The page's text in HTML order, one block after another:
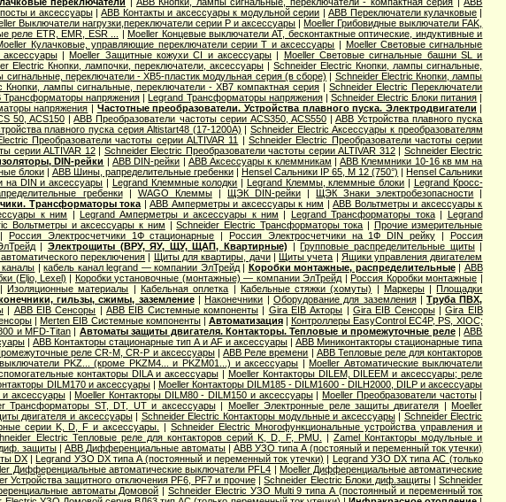
и аксессуары|ABB Контакты и аксессуары к модульной серии |ABB Переключатели кулачковые |
Выключатели нагрузки,переключатели серии P и аксессуары |Moeller Грибовидные выключатели FAK,
реле ETR, EMR, ESR ... |Moeller Концевые выключатели AT, бесконтактные оптические, индуктивные и
Кулачковые, управляющие переключатели серии T и аксессуары | Moeller Световые сигнальные
|Moeller Защитные кожухи CI и аксессуары | Moeller Световые сигнальные башни SL и
Electric Кнопки, лампочки, переключатели, аксессуары |Schneider Electric Кнопки, лампы сигнальные,
переключатели - XB5-пластик модульная серия (в сборе) | Schneider Electric Кнопки, лампы
Кнопки, лампы сигнальные, переключатели - XB7 компактная серия |Schneider Electric Переключатели
Трансформаторы напряжения |Legrand Трансформаторы напряжения| Schneider Electric Блоки питания |
напряжения | Частотные преобразователи. Устройства плавного пуска. Электродвигатели |
50, ACS150 |ABB Преобразователи частоты серии ACS350, ACS550|ABB Устройства плавного пуска
плавного пуска серия Altistart48 (17-1200А) |Schneider Electric Аксессуары к преобразователям
Преобразователи частоты серии ALTIVAR 11 |Schneider Electric Преобразователи частоты серии
серии ALTIVAR 12| Schneider Electric Преобразователи частоты серии ALTIVAR 312| Schneider Electric
DIN-рейки |ABB DIN-рейки | ABB Аксессуары к клеммникам |ABB Клеммники 10-16 кв мм на
блоки| ABB Шины, рапределительные гребенки| Hensel Cальники IP 65, M 12 (750°) |Hensel Сальники
на DIN и аксессуары | Legrand Клеммные колодки | Legrand Клеммы, клеммные блоки | Legrand Кросс-
гребенки| WAGO Клеммы| ЩЭК DIN-рейки |ЩЭК Знаки электробезопасности |
Трансформаторы тока |ABB Амперметры и аксессуары к ним |ABB Вольтметры и аксессуары к
к ним |Legrand Амперметры и аксессуары к ним | Legrand Трансформаторы тока| Legrand
Вольтметры и аксессуары к ним |Schneider Electric Трансформаторы тока | Прочие измерительные
Россия Электросчетчики 1Ф стационарные |Россия Электросчетчики на 1Ф DIN рейку| Россия
| Электрощиты (ВРУ, ЯУ, ЩУ, ЩАП, Квартирные) |Групповые распределительные щиты|
переключения | Щиты для квартиры, дачи|Щиты учета | Ящики управления двигателем
|кабель канал legrand — компании ЭлТрейд| Коробки монтажные, распределительные| ABB
(Eljo, Lexel) | Коробки установочные (монтажные) — компании ЭлТрейд |Россия Коробки монтажные |
Изоляционные материалы | Кабельная оплетка | Кабельные стяжки (хомуты) | Маркеры|Площадки
гильзы, сжимы, заземление|Наконечники | Оборудование для заземления|Труба ПВХ,
| ABB EIB Сенсоры | ABB EIB Системные компоненты| Gira EIB Акторы | Gira EIB Сенсоры|Gira EIB
|Merten EIB Системные компоненты| Автоматизация|Контроллеры EasyControl EC4P, PS, XIOC;
и MFD-Titan | Автоматы защиты двигателя. Контакторы. Тепловые и промежуточные реле|ABB
|ABB Контакторы стационарные тип A и AF и аксессуары|ABB Миниконтакторы стационарные типа
реле CR-M, CR-P и аксессуары|ABB Реле времени | ABB Тепловые реле для контакторов
PKZ... (кроме PKZM4... и PKZM01...) и аксессуары |Moeller Автоматические выключатели
контакторы DILA и аксессуары| Moeller Контакторы DILEM, DILEEM и аксессуары; реле
DILM170 и аксессуары| Moeller Контакторы DILM185 - DILM1600 - DILH2000, DILP и аксессуары
и аксессуары|Moeller Контакторы DILM80 - DILM150 и аксессуары|Moeller Преобразователи частоты|
Трансформаторы ST, DT, UT и аксессуары| Moeller Электронные реле защиты двигателя |Moeller
двигателя и аксессуары| Schneider Electric Контакторы модульные и аксессуары| Schneider Electric
серии K, D, F и аксессуары. | Schneider Electric Многофункциональные устройства управления и
Electric Тепловые реле для контакторов серий K, D, F, PMU. |Zamel Контакторы модульные и
защиты |ABB Дифференциальные автоматы |ABB УЗО типа А (постояный и переменный ток утечки)
DX |Legrand УЗО DX типа А (постоянный и переменный ток утечки) | Legrand УЗО DX типа АС (только
Дифференциальные автоматические выключатели PFL4 | Moeller Дифференциальные автоматические
Устройства защитного отключения PF6, PF7 и прочие|Schneider Electric Блоки диф.защиты|Schneider
автоматы Домовой |Schneider Electric УЗО Multi 9 типа А (постоянный и переменный ток